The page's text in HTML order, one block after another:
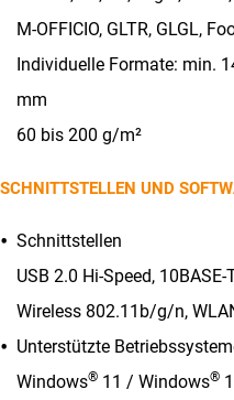
M-OFFICIO, GLTR, GLGL,
Individuelle Formate: min.
mm
60 bis 200 g/m²
SCHNITTSTELLEN UND
Schnittstellen
USB 2.0 Hi-Speed,
Wireless 802.11b/g/n,
Unterstützte
Windows® 11 / Windows®